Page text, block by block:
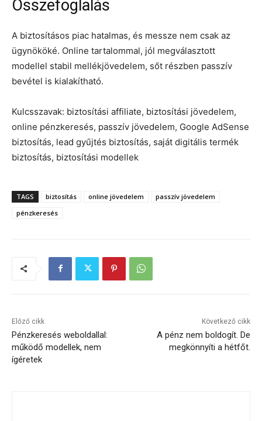
Összefoglalás
A biztosításos piac hatalmas, és messze nem csak az
ügynököké. Online tartalommal, jól megválasztott
modellel stabil mellékjövedelem, sőt részben passzív
bevétel is kialakítható.
Kulcsszavak: biztosítási affiliate, biztosítási jövedelem,
online pénzkeresés, passzív jövedelem, Google AdSense
biztosítás, lead gyűjtés biztosítás, saját digitális termék
biztosítás, biztosítási modellek
TAGS biztosítás online jövedelem
passzív jövedelem
pénzkeresés
Előző cikk
Pénzkeresés weboldallal:
működő modellek, nem
ígéretek
Következő cikk
A pénz nem boldogít. De
megkönnyíti a hétfőt.